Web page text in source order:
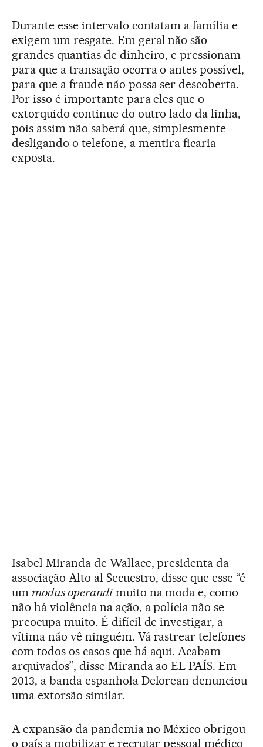
Durante esse intervalo contatam a família e
exigem um resgate. Em geral não são
grandes quantias de dinheiro, e pressionam
para que a transação ocorra o antes possível,
para que a fraude não possa ser descoberta.
Por isso é importante para eles que o
extorquido continue do outro lado da linha,
pois assim não saberá que, simplesmente
desligando o telefone, a mentira ficaria
exposta.
Isabel Miranda de Wallace, presidenta da
associação Alto al Secuestro, disse que esse “é
um modus operandimuito na moda e, como
não há violência na ação, a polícia não se
preocupa muito. É difícil de investigar, a
vítima não vê ninguém. Vá rastrear telefones
com todos os casos que há aqui. Acabam
arquivados”, disse Miranda ao EL PAÍS. Em
2013, a banda espanhola Delorean denunciou
uma extorsão similar.
A expansão da pandemia no México obrigou
o país a mobilizar e recrutar pessoal médico